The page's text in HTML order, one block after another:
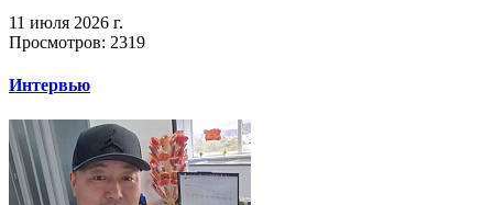
11 июля 2026 г.
Просмотров: 2319
Интервью